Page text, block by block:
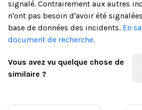
signalé. Contrairement aux autres
n'ont pas besoin d'avoir été
base de données des incidents. En
document de recherche.
Vous avez vu quelque chose de
similaire ?